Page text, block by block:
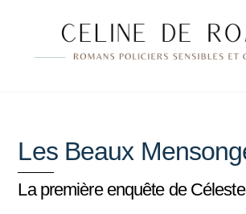
Les Beaux
La première enquête de